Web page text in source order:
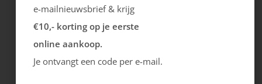
Cristallino
e-mailnieuwsbrief & krijg
€10,- korting op je eerste
online aankoop.
Je ontvangt een code per e-mail.